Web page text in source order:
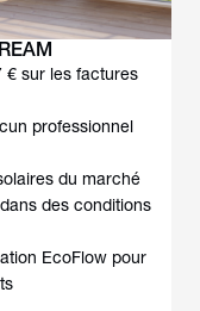
€ sur les factures
professionnel
du marché
des conditions
EcoFlow pour